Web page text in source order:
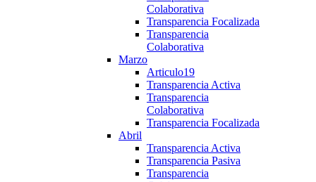
Colaborativa
Transparencia Focalizada
Transparencia
Colaborativa
Marzo
Articulo19
Transparencia Activa
Transparencia
Colaborativa
Transparencia Focalizada
Abril
Transparencia Activa
Transparencia Pasiva
Transparencia